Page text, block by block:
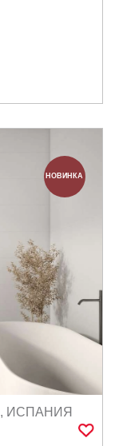
, ИСПАНИЯ
НОВИНКА